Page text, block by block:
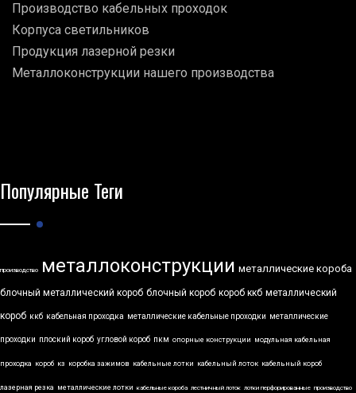
Производство кабельных проходок
Корпуса светильников
Продукция лазерной резки
Металлоконструкции нашего производства
Популярные Теги
производство металлоконструкции металлические короба
блочный металлический короб блочный короб короб ккб металлический
короб ккб кабельная проходка металлические кабельные проходки металлические
проходки плоский короб угловой короб пкм опорные конструкции модульная кабельная
проходка короб кз коробка зажимов кабельные лотки кабельный лоток кабельный короб
лазерная резка металлические лотки кабельные короба лестничный лоток лотки перфорированные производство